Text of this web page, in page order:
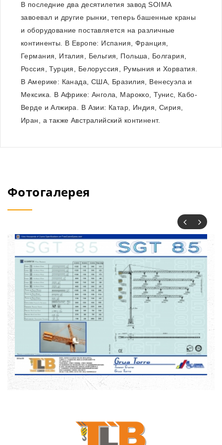
В последние два десятилетия завод SOIMA
завоевал и другие рынки, теперь башенные краны
и оборудование поставляется на различные
континенты. В Европе: Испания, Франция,
Германия, Италия, Бельгия, Польша, Болгария,
Россия, Турция, Белоруссия, Румыния и Хорватия.
В Америке: Канада, США, Бразилия, Венесуэла и
Мексика. В Африке: Ангола, Марокко, Тунис, Кабо-
Верде и Алжира. В Азии: Катар, Индия, Сирия,
Иран, а также Австралийский континент.
Фотогалерея